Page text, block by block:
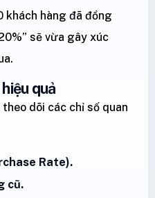
khách hàng đã đồng
sẽ vừa gây xúc
quả
dõi các chỉ số quan
Rate).
cũ.